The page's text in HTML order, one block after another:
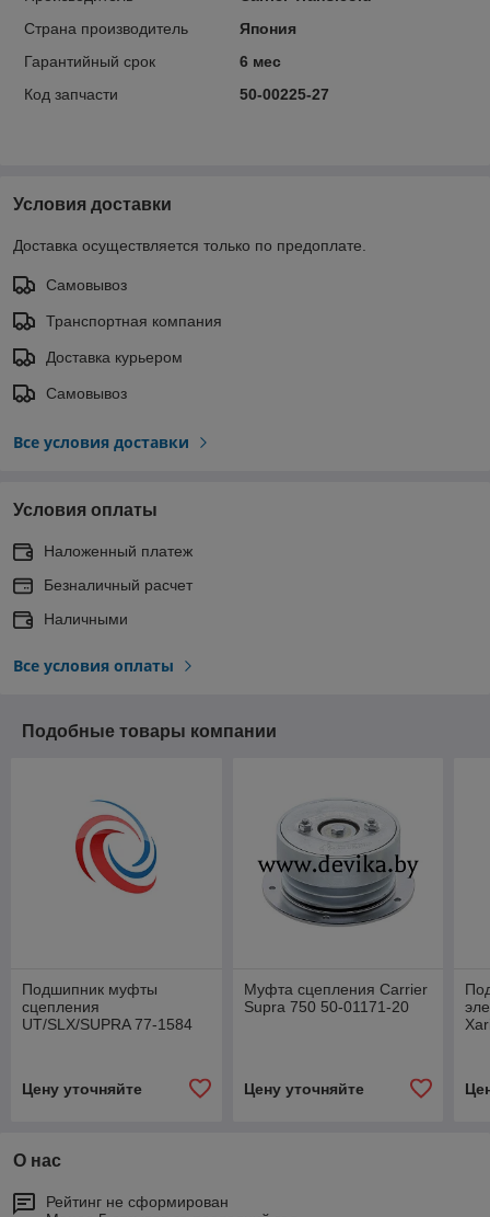
Страна производитель
Япония
Гарантийный срок
6 мес
Код запчасти
50-00225-27
Условия доставки
Доставка осуществляется только по предоплате.
Самовывоз
Транспортная компания
Доставка курьером
Самовывоз
Все условия доставки
Условия оплаты
Наложенный платеж
Безналичный расчет
Наличными
Все условия оплаты
Подобные товары компании
Подшипник муфты
сцепления
UT/SLX/SUPRA 77-1584
Цену уточняйте
Муфта сцепления Carrier
Supra 750 50-01171-20
Цену уточняйте
О нас
Рейтинг не сформирован